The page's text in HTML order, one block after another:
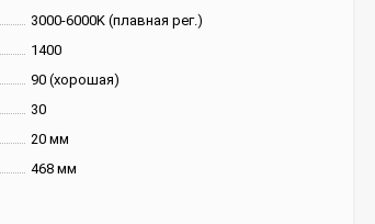
3000-6000K (плавная рег.)
1400
90 (хорошая)
30
20 мм
468 мм